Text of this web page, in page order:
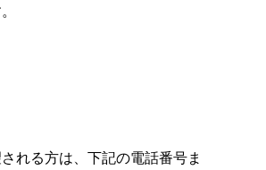
れる方は、下記の電話番号ま